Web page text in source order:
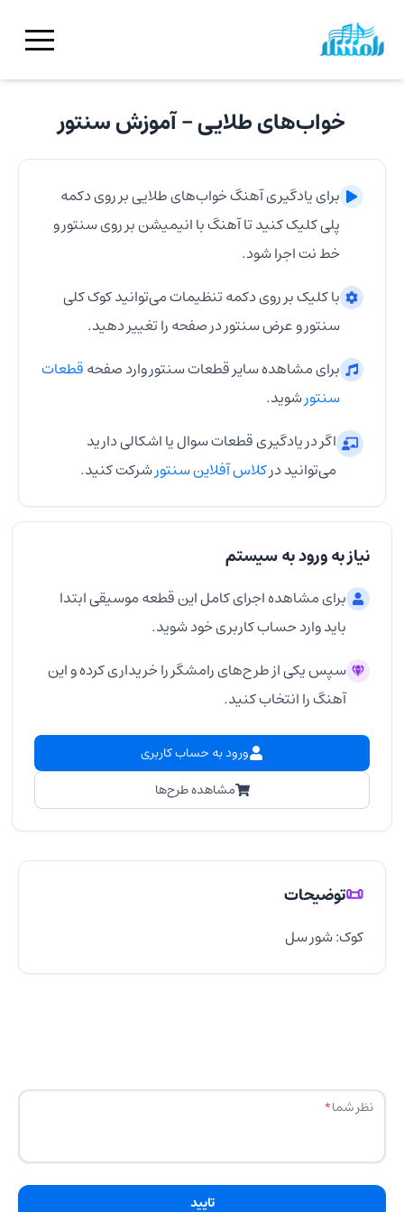
خواب‌های طلایی- آموزشسنتور
برای یادگیری آهنگخواب‌های طلاییبر روی دکمه
پلی کلیک کنید تا آهنگ با انیمیشن بر رویسنتورو
خط نت اجرا شود.
با کلیک بر روی دکمه تنظیمات می‌توانید کوک کلی
سنتورو عرضسنتوردر صفحه را تغییر دهید.
برای مشاهده سایر قطعاتسنتوروارد صفحهقطعات
سنتورشوید.
اگر در یادگیری قطعات سوال یا اشکالی دارید
می‌توانید درکلاس آفلاین سنتورشرکت کنید.
نیاز به ورود به سیستم
برای مشاهده اجرای کامل این قطعه موسیقی ابتدا
باید وارد حساب کاربری خود شوید.
سپس یکی از طرح‌های رامشگر را خریداری کرده و این
آهنگ را انتخاب کنید.
ورود به حساب کاربری
مشاهده طرح‌ها
📜توضیحات
کوک: شور سل
نظر شما
تایید